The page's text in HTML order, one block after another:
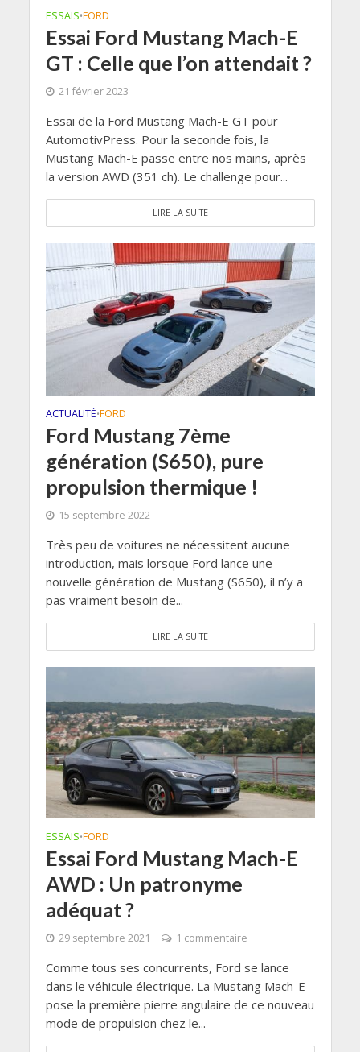
ESSAIS•FORD
Essai Ford Mustang Mach-E
GT : Celle que l’on attendait ?
21 février 2023
Essai de la Ford Mustang Mach-E GT pour
AutomotivPress. Pour la seconde fois, la
Mustang Mach-E passe entre nos mains, après
la version AWD (351 ch). Le challenge pour...
LIRE LA SUITE
ACTUALITÉ•FORD
Ford Mustang 7ème
génération (S650), pure
propulsion thermique !
15 septembre 2022
Très peu de voitures ne nécessitent aucune
introduction, mais lorsque Ford lance une
nouvelle génération de Mustang (S650), il n’y a
pas vraiment besoin de...
LIRE LA SUITE
ESSAIS•FORD
Essai Ford Mustang Mach-E
AWD : Un patronyme
adéquat ?
29 septembre 2021 1 commentaire
Comme tous ses concurrents, Ford se lance
dans le véhicule électrique. La Mustang Mach-E
pose la première pierre angulaire de ce nouveau
mode de propulsion chez le...